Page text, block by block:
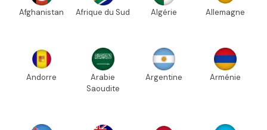
Afghanistan Afrique du Sud Algérie Allemagne
Andorre
Arabie
Saoudite
Argentine Arménie